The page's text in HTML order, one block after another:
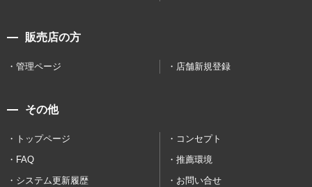
販売店の方
管理ページ 店舗新規登録
その他
トップページ
コンセプト
FAQ
推薦環境
システム更新履歴
お問い合せ